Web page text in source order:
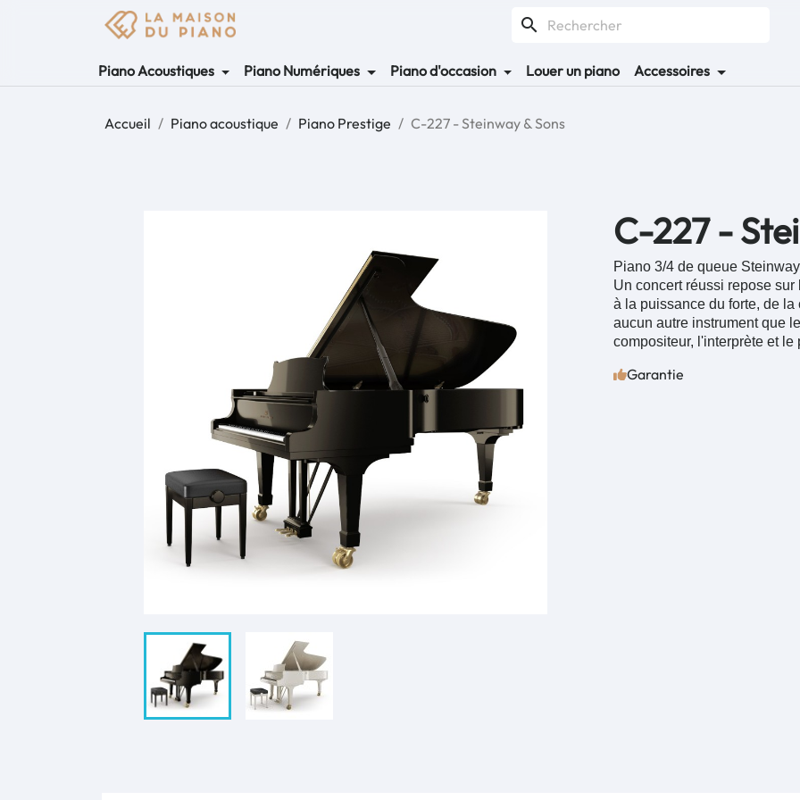
search
Piano Acoustiques Piano Numériques Piano d'occasion Louer un piano Accessoires
Accueil Piano acoustique Piano Prestige C-227 - Steinway & Sons
C-227 -
Piano 3/4 de queue
Un concert réussi repose
à la puissance du forte, de
aucun autre instrument que
compositeur, l'interprète et le
Garantie